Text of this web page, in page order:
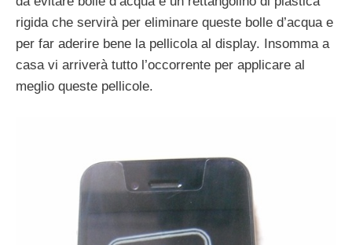
rigida che servirà per eliminare queste bolle d’acqua e
per far aderire bene la pellicola al display. Insomma a
casa vi arriverà tutto l’occorrente per applicare al
meglio queste pellicole.